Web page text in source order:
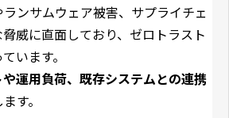
ンサムウェア被害、サプライチェ
威に直面しており、ゼロトラスト
います。
運用負荷、既存システムとの連携
ます。